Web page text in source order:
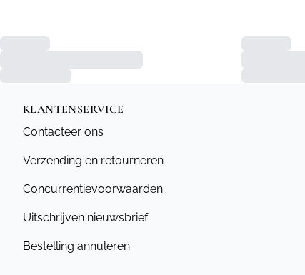
KLANTENSERVICE
Contacteer ons
Verzending en retourneren
Concurrentievoorwaarden
Uitschrijven nieuwsbrief
Bestelling annuleren